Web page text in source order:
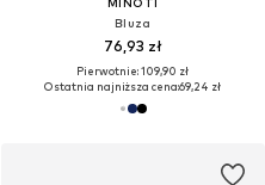
Bluza
76,93 zł
Pierwotnie: 109,90 zł
Ostatnia najniższa cena:69,24 zł